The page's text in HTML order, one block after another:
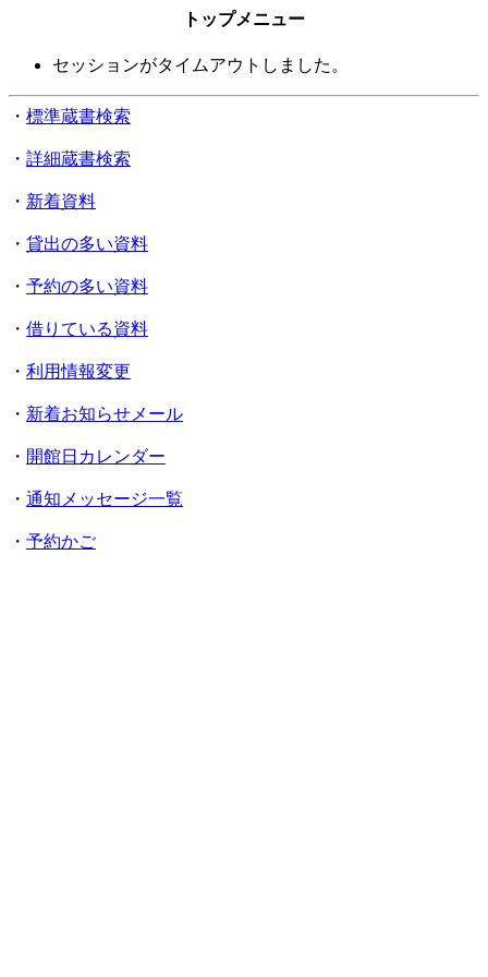
トップメニュー
セッションがタイムアウトしました。
・ 標準蔵書検索
・ 詳細蔵書検索
・ 新着資料
・ 貸出の多い資料
・ 予約の多い資料
・ 借りている資料
・ 利用情報変更
・ 新着お知らせメール
・ 開館日カレンダー
・ 通知メッセージ一覧
・ 予約かご